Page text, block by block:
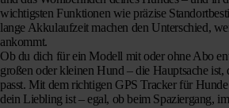
wichtigsten Funktionen wie präzise
lange Akkulaufzeit machen den Unterschied,
ankommt.
Ob du dich für ein Modell mit oder ohne Abo
großen oder kleinen Hund – die Hauptsache ist,
passt. Mit dem richtigen GPS Tracker für
dein Liebling ist – egal, ob beim Spaziergang,